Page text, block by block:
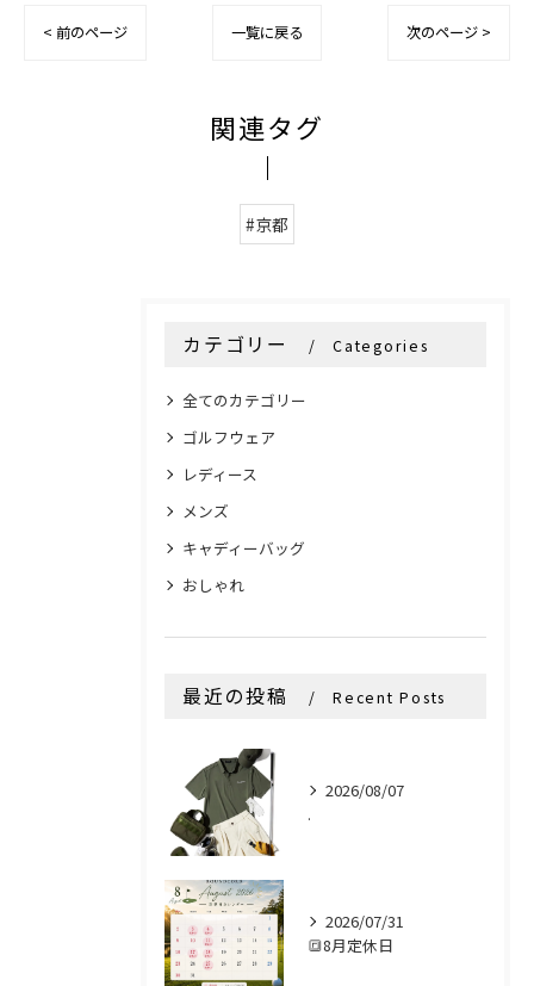
< 前のページ 一覧に戻る 次のページ >
関連タグ
#京都
カテゴリー Categories
全てのカテゴリー
ゴルフウェア
レディース
メンズ
キャディーバッグ
おしゃれ
最近の投稿 Recent Posts
2026/08/07
.
2026/07/31
🔳8月定休日